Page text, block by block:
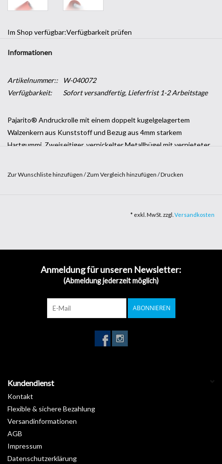
Im Shop verfügbar:Verfügbarkeit prüfen
Informationen
Artikelnummer::
W-040072
Verfügbarkeit:
Sofort versandfertig, Lieferfrist 1-2 Arbeitstage
Pajarito® Andruckrolle mit einem doppelt kugelgelagertem
Walzenkern aus Kunststoff und Bezug aus 4mm starkem
Hartgummi. Zweiseitiger, vernickelter Metallbügel mit vernieteter
Zur Wunschliste hinzufügen /Zum Vergleich hinzufügen /Drucken
* exkl. MwSt. zzgl. Versandkosten
Anmeldung für unseren Newsletter:
(Abmeldung jederzeit möglich)
ABONNIEREN
Kundendienst
Kontakt
Flexible & sichere Bezahlung
Versandinformationen
AGB
Impressum
Datenschutzerklärung